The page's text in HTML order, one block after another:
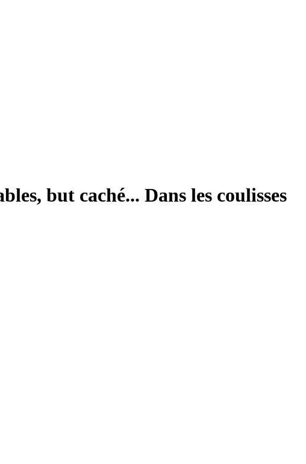
but caché... Dans les coulisses